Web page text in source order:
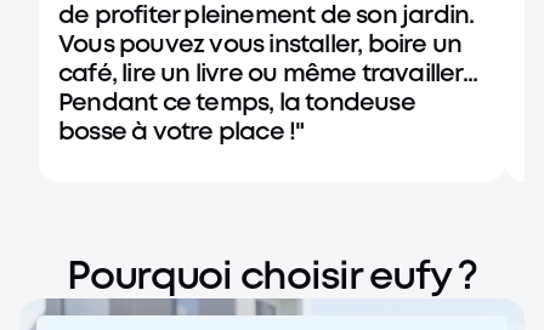
de profiter pleinement de son jardin.
Vous pouvez vous installer, boire un
café, lire un livre ou même travailler...
Pendant ce temps, la tondeuse
bosse à votre place !"
Pourquoi choisir eufy ?